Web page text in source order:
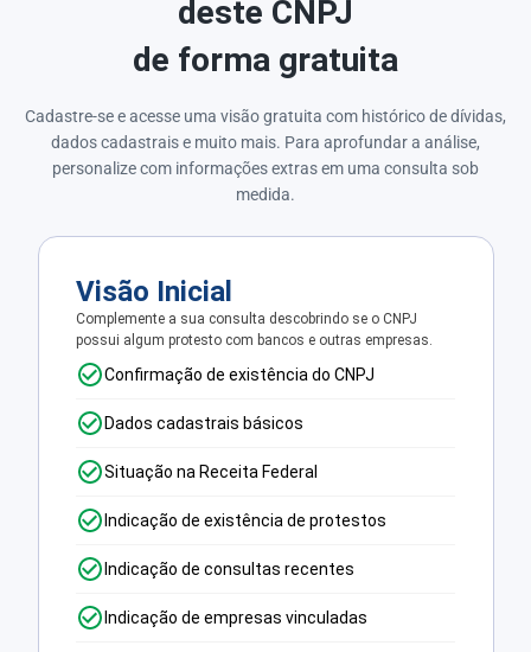
deste CNPJ
de forma gratuita
Cadastre-se e acesse uma visão gratuita com histórico de dívidas,
dados cadastrais e muito mais. Para aprofundar a análise,
personalize com informações extras em uma consulta sob
medida.
Visão Inicial
Complemente a sua consulta descobrindo se o CNPJ
possui algum protesto com bancos e outras empresas.
Confirmação de existência do CNPJ
Dados cadastrais básicos
Situação na Receita Federal
Indicação de existência de protestos
Indicação de consultas recentes
Indicação de empresas vinculadas